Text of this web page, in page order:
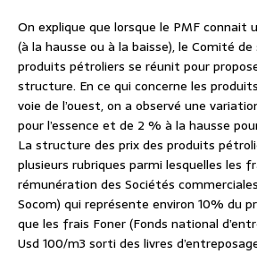
On explique que lorsque le PMF connait
(à la hausse ou à la baisse), le Comité
produits pétroliers se réunit pour
structure. En ce qui concerne les
voie de l’ouest, on a observé une
pour l’essence et de 2 % à la hausse
La structure des prix des produits
plusieurs rubriques parmi lesquelles les
rémunération des Sociétés
Socom) qui représente environ 10% du
que les frais Foner (Fonds national
Usd 100/m3 sorti des livres